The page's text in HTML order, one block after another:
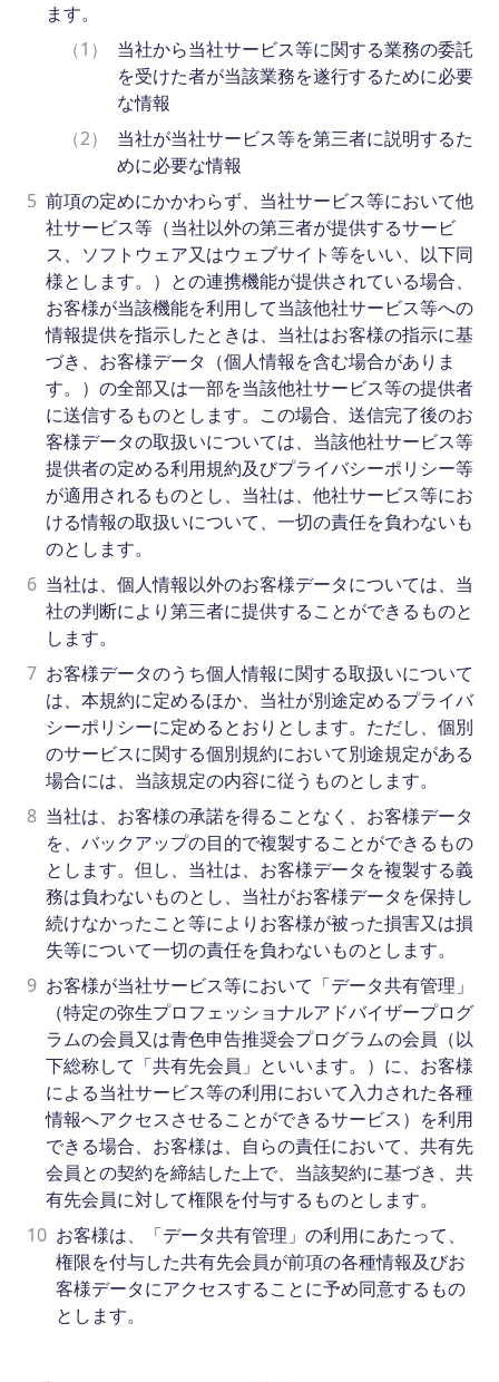
ます。
（1）
当社から当社サービス等に関する業務の委託
を受けた者が当該業務を遂行するために必要
な情報
（2）
当社が当社サービス等を第三者に説明するた
めに必要な情報
5 前項の定めにかかわらず、当社サービス等において他
社サービス等（当社以外の第三者が提供するサービ
ス、ソフトウェア又はウェブサイト等をいい、以下同
様とします。）との連携機能が提供されている場合、
お客様が当該機能を利用して当該他社サービス等への
情報提供を指示したときは、当社はお客様の指示に基
づき、お客様データ（個人情報を含む場合がありま
す。）の全部又は一部を当該他社サービス等の提供者
に送信するものとします。この場合、送信完了後のお
客様データの取扱いについては、当該他社サービス等
提供者の定める利用規約及びプライバシーポリシー等
が適用されるものとし、当社は、他社サービス等にお
ける情報の取扱いについて、一切の責任を負わないも
のとします。
6 当社は、個人情報以外のお客様データについては、当
社の判断により第三者に提供することができるものと
します。
7 お客様データのうち個人情報に関する取扱いについて
は、本規約に定めるほか、当社が別途定めるプライバ
シーポリシーに定めるとおりとします。ただし、個別
のサービスに関する個別規約において別途規定がある
場合には、当該規定の内容に従うものとします。
8 当社は、お客様の承諾を得ることなく、お客様データ
を、バックアップの目的で複製することができるもの
とします。但し、当社は、お客様データを複製する義
務は負わないものとし、当社がお客様データを保持し
続けなかったこと等によりお客様が被った損害又は損
失等について一切の責任を負わないものとします。
9 お客様が当社サービス等において「データ共有管理」
（特定の弥生プロフェッショナルアドバイザープログ
ラムの会員又は青色申告推奨会プログラムの会員（以
下総称して「共有先会員」といいます。）に、お客様
による当社サービス等の利用において入力された各種
情報へアクセスさせることができるサービス）を利用
できる場合、お客様は、自らの責任において、共有先
会員との契約を締結した上で、当該契約に基づき、共
有先会員に対して権限を付与するものとします。
10 お客様は、「データ共有管理」の利用にあたって、
権限を付与した共有先会員が前項の各種情報及びお
客様データにアクセスすることに予め同意するもの
とします。